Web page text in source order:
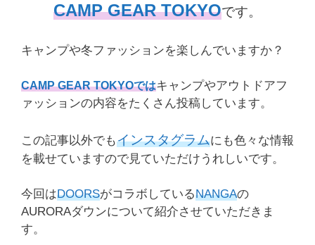
CAMP GEAR TOKYOです。
キャンプや冬ファッションを楽しんでいますか？
CAMP GEAR TOKYOではキャンプやアウトドアフ
ァッションの内容をたくさん投稿しています。
この記事以外でもインスタグラムにも色々な情報
を載せていますので見ていただけうれしいです。
今回はDOORSがコラボしているNANGAの
AURORAダウンについて紹介させていただきま
す。